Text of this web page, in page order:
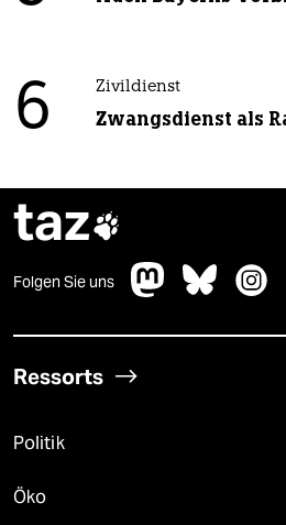
6 Zivildienst
Zwangsdienst als
taz
Folgen Sie uns
Ressorts
Politik
Öko